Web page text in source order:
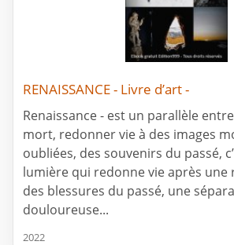
RENAISSANCE - Livre d’art -
Renaissance - est un parallèle
mort, redonner vie à des images
oubliées, des souvenirs du passé,
lumière qui redonne vie après une
des blessures du passé, une
douloureuse...
2022